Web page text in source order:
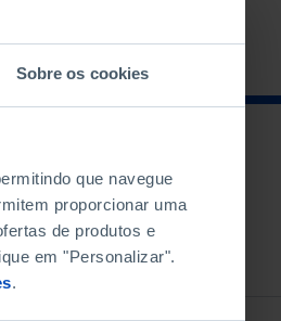
Sobre os cookies
que navegue
proporcionar uma
de produtos e
em "Personalizar".
.
ORDENAR POR